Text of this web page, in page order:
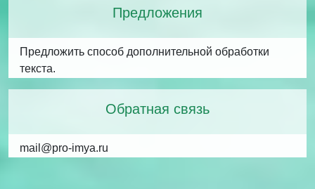
Предложения
Предложить способ дополнительной обработки
текста.
Обратная связь
mail@pro-imya.ru